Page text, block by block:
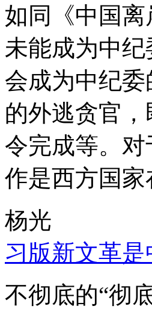
如同《中国
未能成为中
会成为中纪
的外逃贪官
令完成等。
作是西方国家
杨光
习版新文革
不彻底的“彻